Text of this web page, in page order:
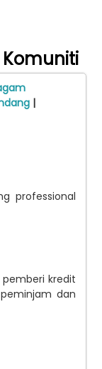
|
professional
kredit
dan